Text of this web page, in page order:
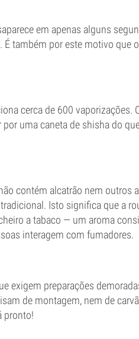
em apenas alguns
É também por este motivo que
cerca de 600 vaporizações.
uma caneta de shisha do
contém alcatrão nem outros
Isto significa que a
a tabaco — um aroma
interagem com fumadores.
exigem preparações
de montagem, nem de
pronto!